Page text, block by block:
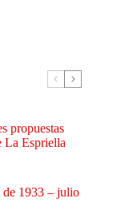
propuestas
La Espriella
de 1933 – julio